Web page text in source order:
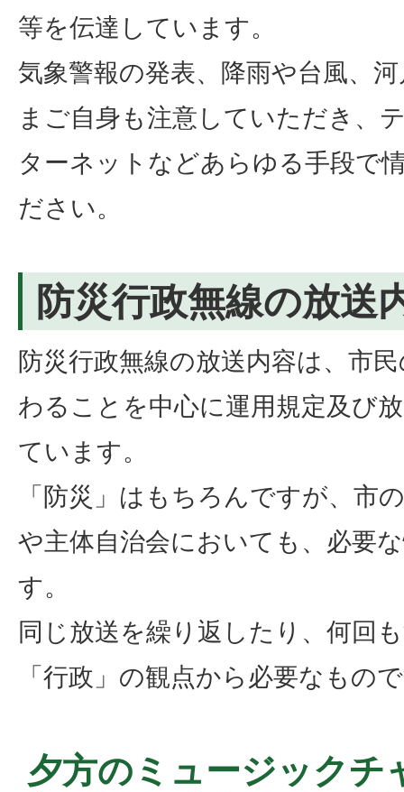
等を伝達しています。
気象警報の発表、降雨や台風、
まご自身も注意していただき、
ターネットなどあらゆる手段で
ださい。
防災行政無線の放送
防災行政無線の放送内容は、市
わることを中心に運用規定及び
ています。
「防災」はもちろんですが、市
や主体自治会においても、必要
す。
同じ放送を繰り返したり、何回
「行政」の観点から必要なもの
夕方のミュージックチ